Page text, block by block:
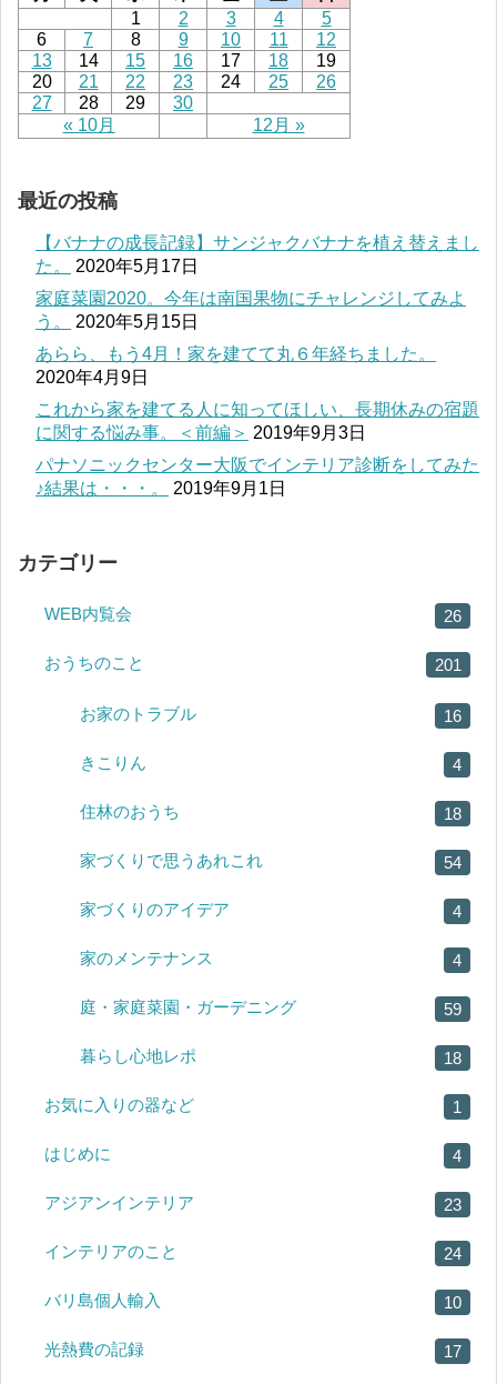
« 10月 12月 »
1 2 3 4
5
6
7 8 9 10 11
12
13
14 15 16 17 18
19
20
21 22 23 24 25
26
27
28 29 30
最近の投稿
【バナナの成長記録】サンジャクバナナを植え替えまし
た。
2020年5月17日
家庭菜園2020。今年は南国果物にチャレンジしてみよ
う。
2020年5月15日
あらら、もう4月！家を建てて丸６年経ちました。
2020年4月9日
これから家を建てる人に知ってほしい、長期休みの宿題
に関する悩み事。＜前編＞ 2019年9月3日
パナソニックセンター大阪でインテリア診断をしてみた
♪結果は・・・。
2019年9月1日
カテゴリー
WEB内覧会 26
おうちのこと 201
お家のトラブル 16
きこりん 4
住林のおうち 18
家づくりで思うあれこれ 54
家づくりのアイデア 4
家のメンテナンス 4
庭・家庭菜園・ガーデニング 59
暮らし心地レポ 18
お気に入りの器など 1
はじめに 4
アジアンインテリア 23
インテリアのこと 24
バリ島個人輸入 10
光熱費の記録 17